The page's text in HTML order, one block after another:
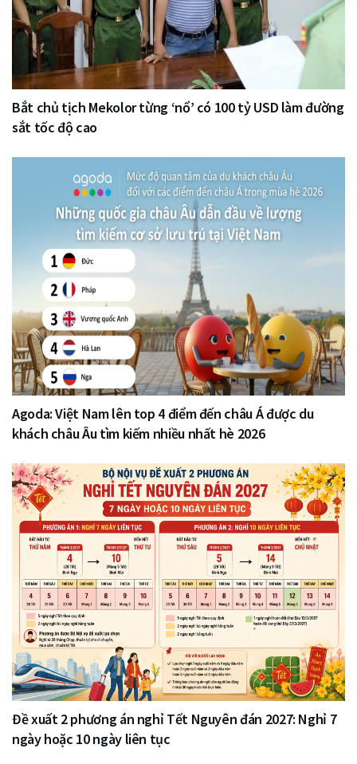
Bắt chủ tịch Mekolor từng ‘nổ’ có 100 tỷ USD làm đường
sắt tốc độ cao
Agoda: Việt Nam lên top 4 điểm đến châu Á được du
khách châu Âu tìm kiếm nhiều nhất hè 2026
Đề xuất 2 phương án nghỉ Tết Nguyên đán 2027: Nghỉ 7
ngày hoặc 10 ngày liên tục